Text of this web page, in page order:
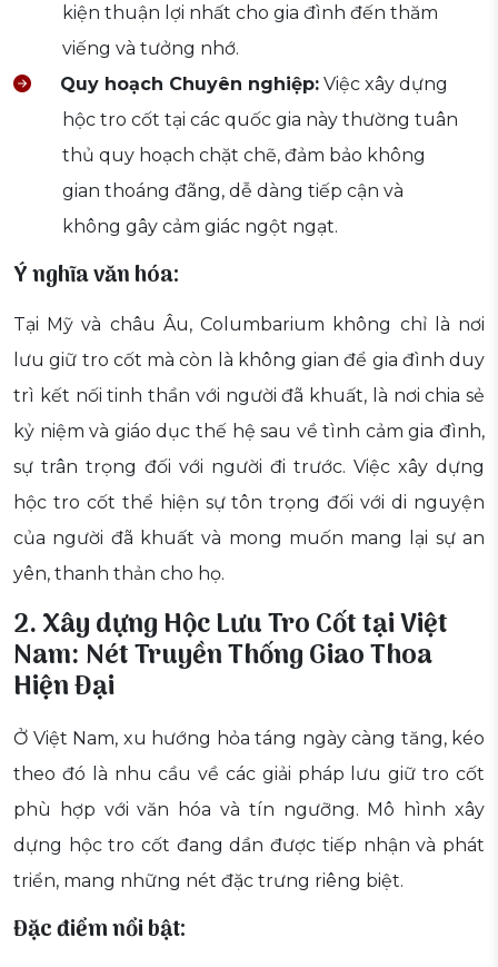
kiện thuận lợi nhất cho gia đình đến thăm
viếng và tưởng nhớ.
Quy hoạch Chuyên nghiệp: Việc xây dựng
hộc tro cốt tại các quốc gia này thường tuân
thủ quy hoạch chặt chẽ, đảm bảo không
gian thoáng đãng, dễ dàng tiếp cận và
không gây cảm giác ngột ngạt.
Ý nghĩa văn hóa:
Tại Mỹ và châu Âu, Columbarium không chỉ là nơi
lưu giữ tro cốt mà còn là không gian để gia đình duy
trì kết nối tinh thần với người đã khuất, là nơi chia sẻ
kỷ niệm và giáo dục thế hệ sau về tình cảm gia đình,
sự trân trọng đối với người đi trước. Việc xây dựng
hộc tro cốt thể hiện sự tôn trọng đối với di nguyện
của người đã khuất và mong muốn mang lại sự an
yên, thanh thản cho họ.
2. Xây dựng Hộc Lưu Tro Cốt tại Việt
Nam: Nét Truyền Thống Giao Thoa
Hiện Đại
Ở Việt Nam, xu hướng hỏa táng ngày càng tăng, kéo
theo đó là nhu cầu về các giải pháp lưu giữ tro cốt
phù hợp với văn hóa và tín ngưỡng. Mô hình xây
dựng hộc tro cốt đang dần được tiếp nhận và phát
triển, mang những nét đặc trưng riêng biệt.
Đặc điểm nổi bật: